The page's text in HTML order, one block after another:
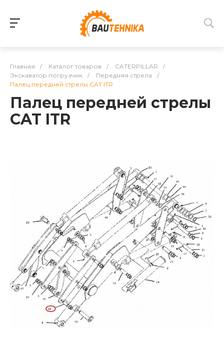
Главная / Каталог товаров / CATERPILLAR
/
Экскаватор погрузчик
/ Передняя стрела
/
Палец передней стрелы CAT ITR
Палец передней стрелы
CAT ITR